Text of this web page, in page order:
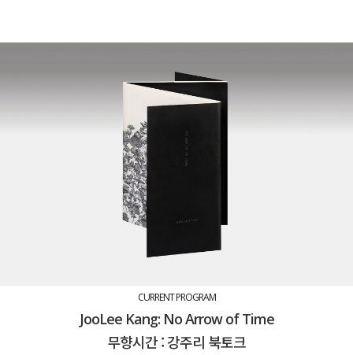
CURRENT PROGRAM
JooLee Kang: No Arrow of Time
무향시간 : 강주리 북토크